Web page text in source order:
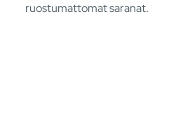
ruostumattomat saranat.